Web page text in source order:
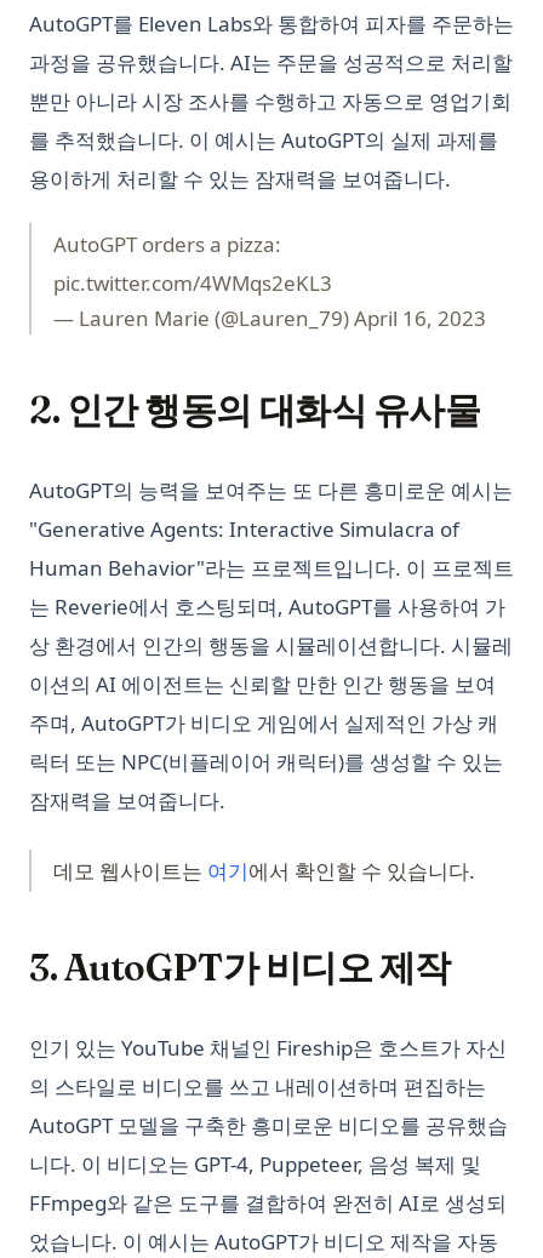
AutoGPT를 Eleven Labs와 통합하여 피자를 주문하는
과정을 공유했습니다. AI는 주문을 성공적으로 처리할
뿐만 아니라 시장 조사를 수행하고 자동으로 영업기회
를 추적했습니다. 이 예시는 AutoGPT의 실제 과제를
용이하게 처리할 수 있는 잠재력을 보여줍니다.
AutoGPT orders a pizza:
pic.twitter.com/4WMqs2eKL3
— Lauren Marie (@Lauren_79)April 16, 2023
2. 인간 행동의 대화식 유사물
AutoGPT의 능력을 보여주는 또 다른 흥미로운 예시는
"Generative Agents: Interactive Simulacra of
Human Behavior"라는 프로젝트입니다. 이 프로젝트
는 Reverie에서 호스팅되며, AutoGPT를 사용하여 가
상 환경에서 인간의 행동을 시뮬레이션합니다. 시뮬레
이션의 AI 에이전트는 신뢰할 만한 인간 행동을 보여
주며, AutoGPT가 비디오 게임에서 실제적인 가상 캐
릭터 또는 NPC(비플레이어 캐릭터)를 생성할 수 있는
잠재력을 보여줍니다.
데모 웹사이트는 여기(opens in a new tab)
에서 확인할 수 있습니다.
3. AutoGPT가 비디오 제작
인기 있는 YouTube 채널인 Fireship은 호스트가 자신
의 스타일로 비디오를 쓰고 내레이션하며 편집하는
AutoGPT 모델을 구축한 흥미로운 비디오를 공유했습
니다. 이 비디오는 GPT-4, Puppeteer, 음성 복제 및
FFmpeg와 같은 도구를 결합하여 완전히 AI로 생성되
었습니다. 이 예시는 AutoGPT가 비디오 제작을 자동